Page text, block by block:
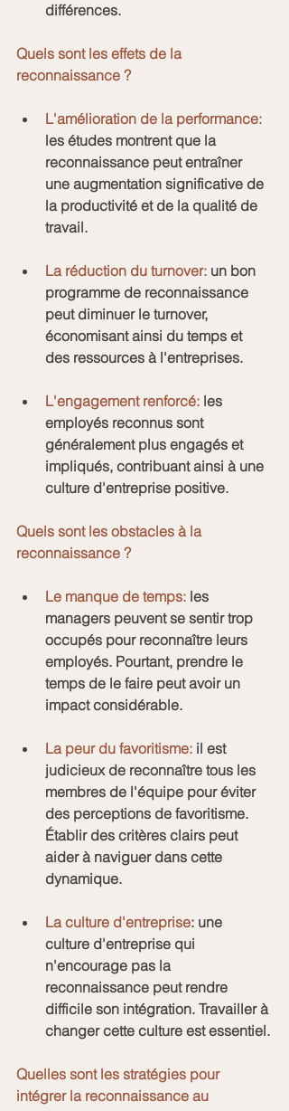
différences.
Quels sont les effets de la
reconnaissance ?
L'amélioration de la performance:
les études montrent que la
reconnaissance peut entraîner
une augmentation significative de
la productivité et de la qualité de
travail.
La réduction du turnover: un bon
programme de reconnaissance
peut diminuer le turnover,
économisant ainsi du temps et
des ressources à l'entreprises.
L'engagement renforcé: les
employés reconnus sont
généralement plus engagés et
impliqués, contribuant ainsi à une
culture d'entreprise positive.
Quels sont les obstacles à la
reconnaissance ?
Le manque de temps: les
managers peuvent se sentir trop
occupés pour reconnaître leurs
employés. Pourtant, prendre le
temps de le faire peut avoir un
impact considérable.
La peur du favoritisme: il est
judicieux de reconnaître tous les
membres de l'équipe pour éviter
des perceptions de favoritisme.
Établir des critères clairs peut
aider à naviguer dans cette
dynamique.
La culture d'entreprise: une
culture d'entreprise qui
n'encourage pas la
reconnaissance peut rendre
difficile son intégration. Travailler à
changer cette culture est essentiel.
Quelles sont les stratégies pour
intégrer la reconnaissance au